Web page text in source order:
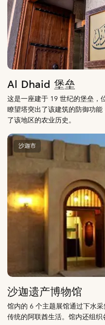
Al Dhaid 堡垒
这是一座建于 19 世纪的堡垒，
瞭望塔突出了该建筑的防御功
了该地区的农业历史。
沙迦市
沙迦遗产博物馆
馆内的 6 个主题展馆通过下水
传统的阿联酋生活。馆内还组织